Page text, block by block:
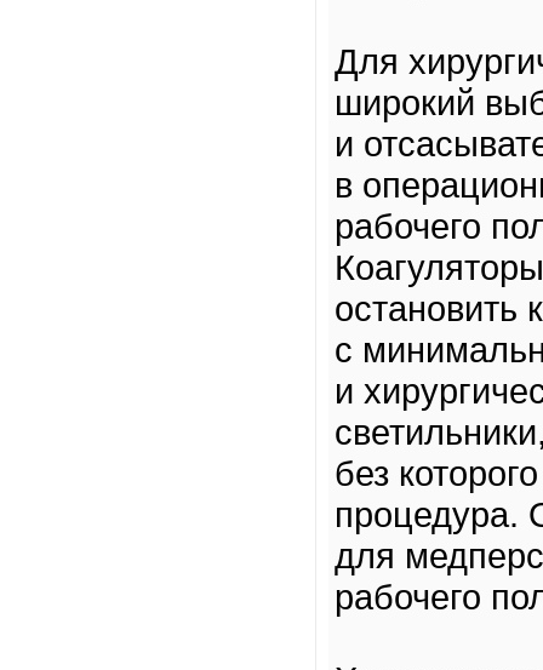
Для
широкий
и
в
рабочего
остановить
с
и
без
процедура.
для
рабочего